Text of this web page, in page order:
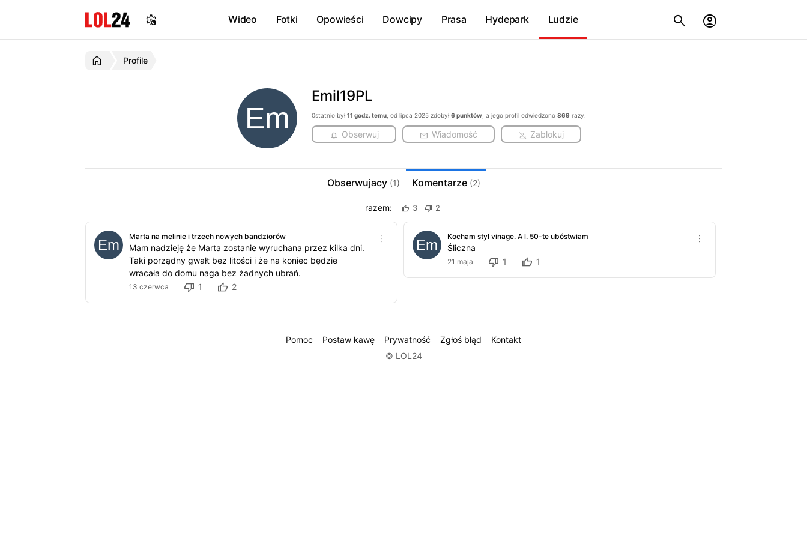
Wideo Fotki Opowieści Dowcipy Prasa Hydepark Ludzie
Profile
Emil19PL
0statnio był11 godz. temu , od lipca 2025 zdobył6 punktów , a jego profil odwiedzono869 razy.
Obserwuj Wiadomość Zablokuj
Obserwujacy (1) Komentarze (2)
razem: 3 2
Marta na melinie i trzech nowych bandziorów
Mam nadzieję że Marta zostanie wyruchana przez kilka dni.
Taki porządny gwałt bez litości i że na koniec będzie
wracała do domu naga bez żadnych ubrań.
13 czerwca 1 2
Kocham styl vinage. A l. 50-te ubóstwiam
Śliczna
21 maja 1 1
Pomoc Postaw kawę Prywatność Zgłoś błąd
Kontakt
© LOL24